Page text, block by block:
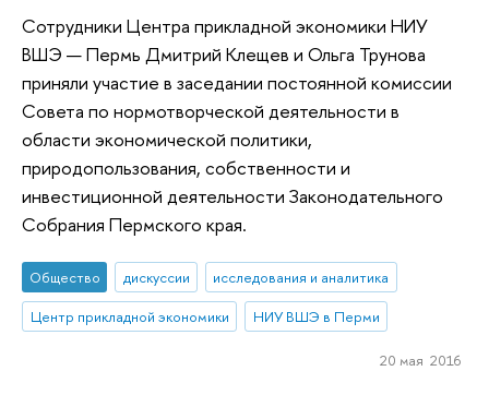
Сотрудники Центра прикладной экономики НИУ
ВШЭ — Пермь Дмитрий Клещев и Ольга Трунова
приняли участие в заседании постоянной комиссии
Совета по нормотворческой деятельности в
области экономической политики,
природопользования, собственности и
инвестиционной деятельности Законодательного
Собрания Пермского края.
Общество дискуссии
исследования и аналитика
Центр прикладной экономики
НИУ ВШЭ в Перми
20 мая 2016